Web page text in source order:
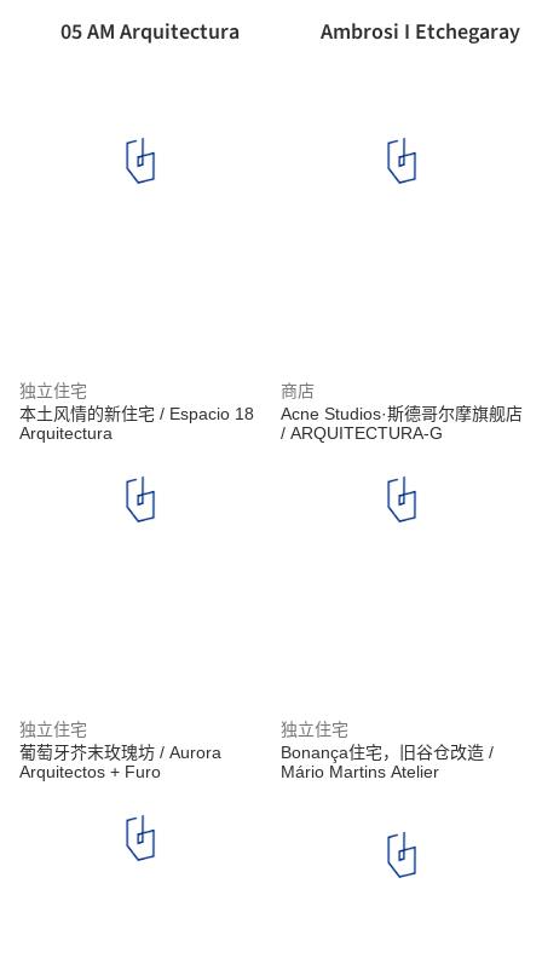
05 AM Arquitectura Ambrosi I Etchegaray
独立住宅
本土风情的新住宅 / Espacio 18
Arquitectura
商店
Acne Studios·斯德哥尔摩旗舰店
/ ARQUITECTURA-G
独立住宅
葡萄牙芥末玫瑰坊 / Aurora
Arquitectos + Furo
独立住宅
Bonança住宅，旧谷仓改造 /
Mário Martins Atelier